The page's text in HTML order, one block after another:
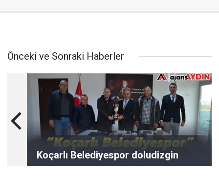
Önceki ve Sonraki Haberler
Koçarlı Belediyespor doludizgin